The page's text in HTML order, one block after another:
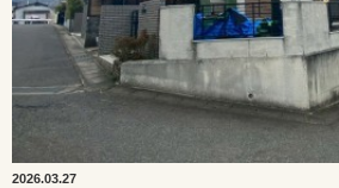
2026.03.27